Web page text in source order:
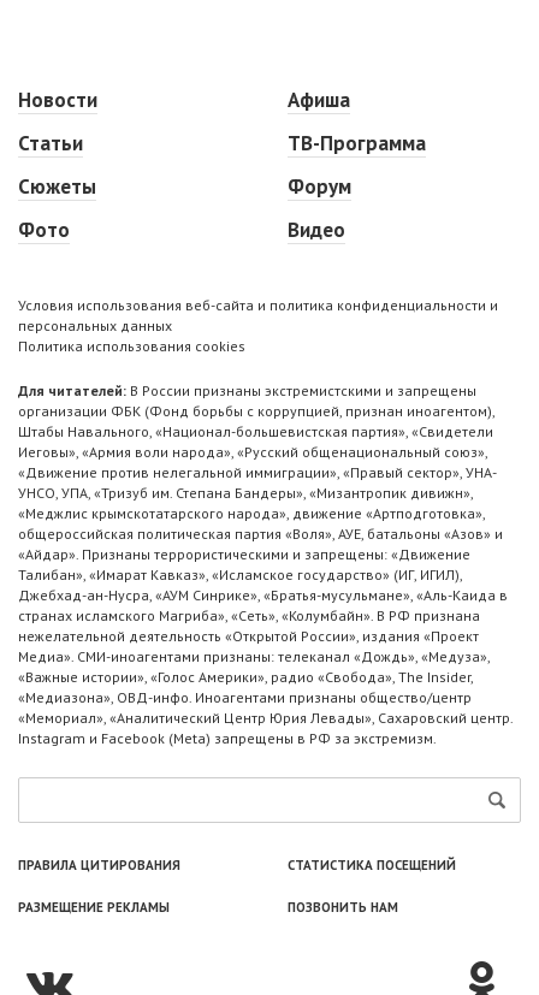
Новости
Статьи
Сюжеты
Фото
Афиша
ТВ-Программа
Форум
Видео
Условия использования веб-сайта и политика конфиденциальности и
персональных данных
Политика использования cookies
Для читателей: В России признаны экстремистскими и запрещены
организации ФБК (Фонд борьбы с коррупцией, признан иноагентом),
Штабы Навального, «Национал-большевистская партия», «Свидетели
Иеговы», «Армия воли народа», «Русский общенациональный союз»,
«Движение против нелегальной иммиграции», «Правый сектор», УНА-
УНСО, УПА, «Тризуб им. Степана Бандеры», «Мизантропик дивижн»,
«Меджлис крымскотатарского народа», движение «Артподготовка»,
общероссийская политическая партия «Воля», АУЕ, батальоны «Азов» и
«Айдар». Признаны террористическими и запрещены: «Движение
Талибан», «Имарат Кавказ», «Исламское государство» (ИГ, ИГИЛ),
Джебхад-ан-Нусра, «АУМ Синрике», «Братья-мусульмане», «Аль-Каида в
странах исламского Магриба», «Сеть», «Колумбайн». В РФ признана
нежелательной деятельность «Открытой России», издания «Проект
Медиа». СМИ-иноагентами признаны: телеканал «Дождь», «Медуза»,
«Важные истории», «Голос Америки», радио «Свобода», The Insider,
«Медиазона», ОВД-инфо. Иноагентами признаны общество/центр
«Мемориал», «Аналитический Центр Юрия Левады», Сахаровский центр.
Instagram и Facebook (Metа) запрещены в РФ за экстремизм.
ПРАВИЛА ЦИТИРОВАНИЯ СТАТИСТИКА ПОСЕЩЕНИЙ
РАЗМЕЩЕНИЕ РЕКЛАМЫ ПОЗВОНИТЬ НАМ